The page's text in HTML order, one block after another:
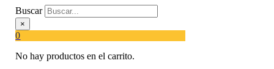
Buscar
×
0
No hay productos en el carrito.